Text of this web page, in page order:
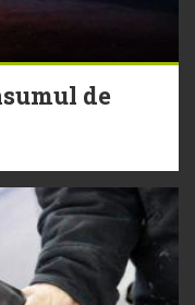
de